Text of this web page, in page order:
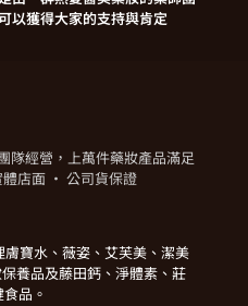
以獲得大家的支持與肯定
隊經營，上萬件藥妝產品滿足
店面 · 公司貨保證
寶水、薇姿、艾芙美、潔美
養品及藤田鈣、淨體素、莊
品。